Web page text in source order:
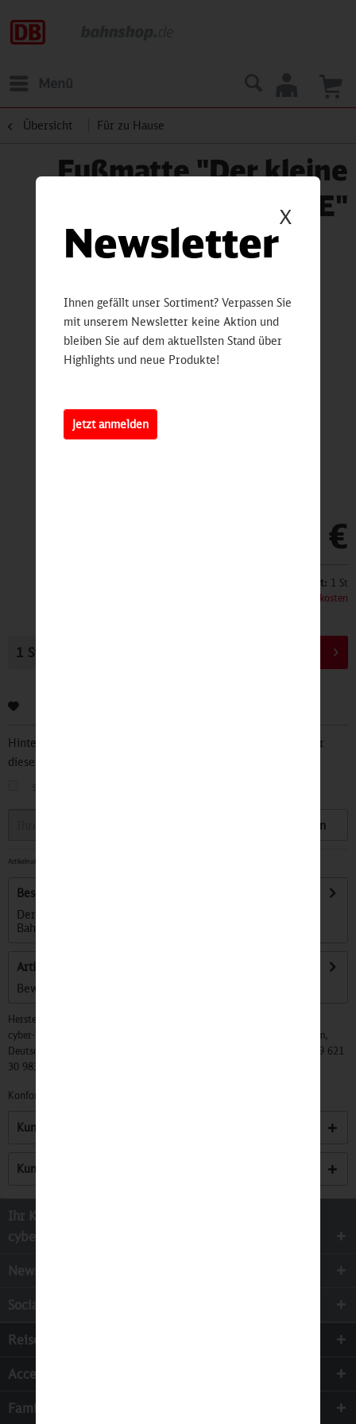
Menü
Übersicht Für zu Hause
Fußmatte "Der kleine
ICE"
24,90 €
Inhalt: 1 St
zzgl. Versandkosten
Hinterlegen Sie Ihre Email Adresse und bleiben Sie stets über
diesen Artikel informiert.
Speichern
Artikelnummer:
Beschreibung
Der kleine ICE ist der ideale Begleiter für kleine
Bahnreisende! Auf der Homepage...
Artikel bewerten
Bewertungen lesen, schreiben und diskutieren...
Hersteller:
cyber-Wear Heidelberg GmbH, Elsa-Brändström-Str. 4, 68229 Mannheim,
Deutschland, Info@mycybergroup.com, https://mycybergroup.com, +49 621
30 983 0
Konformitätserklärungen zu unseren Produkten finden Sie
Kunden kauften auch
Kunden haben sich ebenfalls angesehen
Ihr Kontakt zur
cyber-Wear Heidelberg GmbH
Newsletter
Socialmedia
Reisen
Accessoires
Familie & Kinder
X
Newsletter
Ihnen gefällt unser Sortiment? Verpassen Sie
mit unserem Newsletter keine Aktion und
bleiben Sie auf dem aktuellsten Stand über
Highlights und neue Produkte!
Jetzt anmelden